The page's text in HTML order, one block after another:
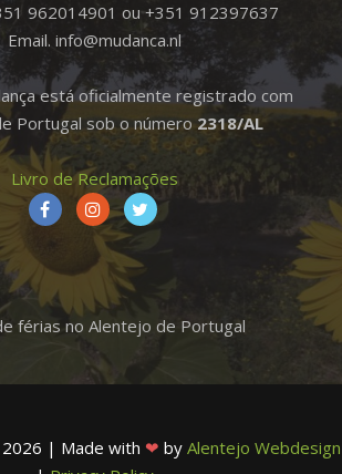
962014901 ou +351 912397637
Email. info@mudanca.nl
está oficialmente registrado com
Portugal sob o número 2318/AL
Livro de Reclamações
férias no Alentejo de Portugal
| Made with ❤ by Alentejo Webdesign